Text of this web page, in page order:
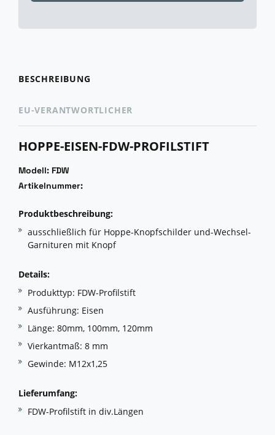
BESCHREIBUNG
EU-VERANTWORTLICHER
HOPPE-EISEN-FDW-PROFILSTIFT
Modell: FDW
Artikelnummer:
Produktbeschreibung:
ausschließlich für Hoppe-Knopfschilder und-Wechsel-
Garnituren mit Knopf
Details:
Produkttyp: FDW-Profilstift
Ausführung: Eisen
Länge: 80mm, 100mm, 120mm
Vierkantmaß: 8 mm
Gewinde: M12x1,25
Lieferumfang:
FDW-Profilstift in div.Längen